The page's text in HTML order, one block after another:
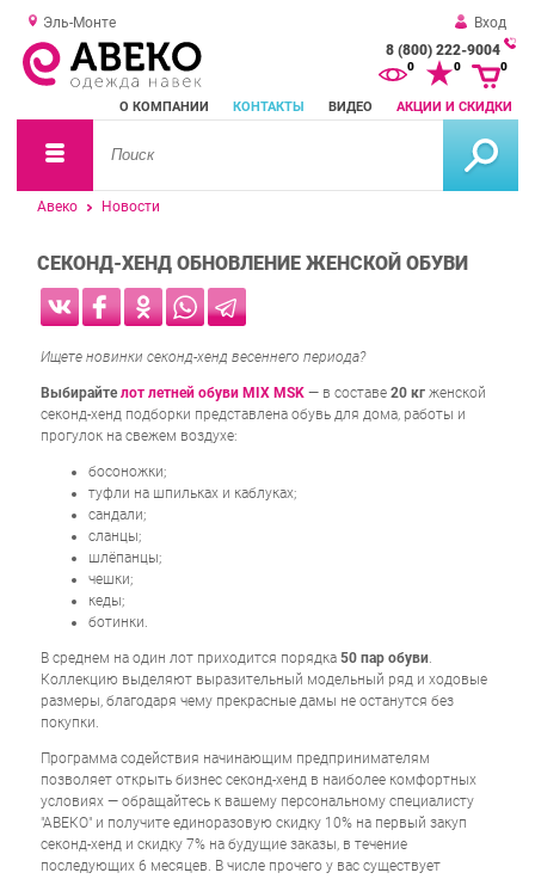
Эль-Монте
Вход
8 (800) 222-9004
О КОМПАНИИ КОНТАКТЫ ВИДЕО АКЦИИ И СКИДКИ
0 0 0
Авеко Новости
СЕКОНД-ХЕНД ОБНОВЛЕНИЕ ЖЕНСКОЙ ОБУВИ
Ищете новинки секонд-хенд весеннего периода?
Выбирайтелот летней обуви MIX MSK — в составе 20 кг женской
секонд-хенд подборки представлена обувь для дома, работы и
прогулок на свежем воздухе:
босоножки;
туфли на шпильках и каблуках;
сандали;
сланцы;
шлёпанцы;
чешки;
кеды;
ботинки.
В среднем на один лот приходится порядка 50 пар обуви.
Коллекцию выделяют выразительный модельный ряд и ходовые
размеры, благодаря чему прекрасные дамы не останутся без
покупки.
Программа содействия начинающим предпринимателям
позволяет открыть бизнес секонд-хенд в наиболее комфортных
условиях — обращайтесь к вашему персональному специалисту
"АВЕКО" и получите единоразовую скидку 10% на первый закуп
секонд-хенд и скидку 7% на будущие заказы, в течение
последующих 6 месяцев. В числе прочего у вас существует